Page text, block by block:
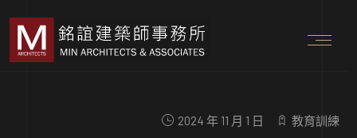
2024 年 11 月 1 日 教育訓練